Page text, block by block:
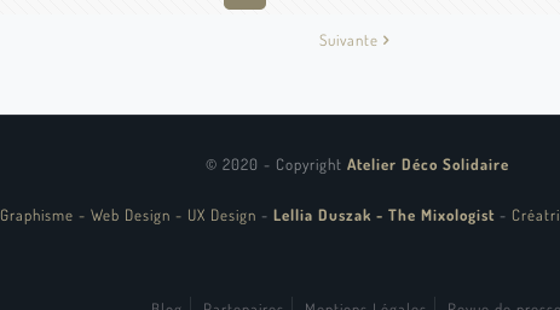
Suivante
© 2020 - Copyright Atelier Déco Solidaire
Graphisme - Web Design - UX Design - Lellia Duszak - The Mixologist -